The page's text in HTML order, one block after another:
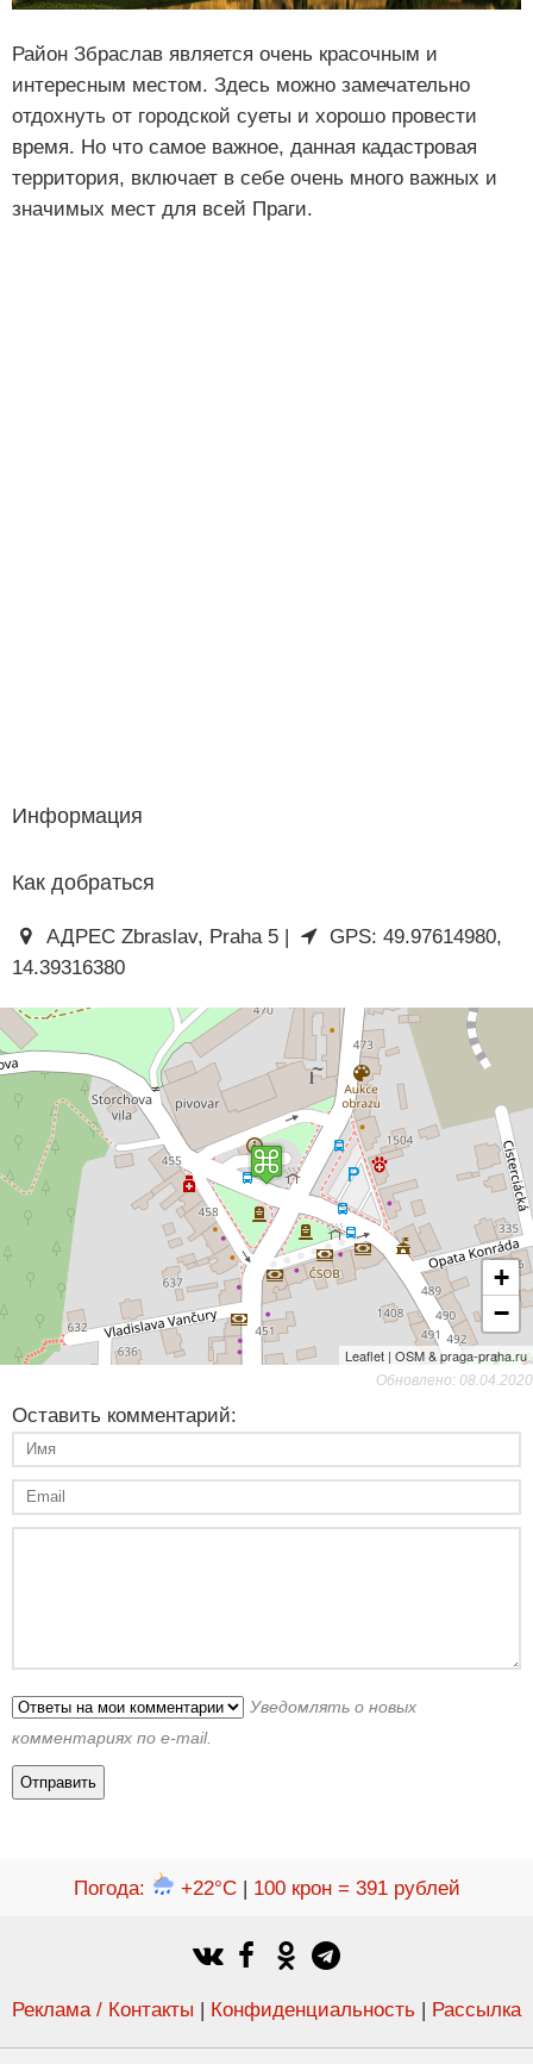
Район Збраслав является очень красочным и
интересным местом. Здесь можно замечательно
отдохнуть от городской суеты и хорошо провести
время. Но что самое важное, данная кадастровая
территория, включает в себе очень много важных и
значимых мест для всей Праги.
Информация
Как добраться
АДРЕС Zbraslav, Praha 5 |
GPS: 49.97614980,
14.39316380
+
−
Leaflet | OSM & praga-praha.ru
Обновлено: 08.04.2020
Оставить комментарий:
Уведомлять о новых
комментариях по e-mail.
Погода: +22°C| 100 крон = 391 рублей
Реклама / Контакты | Конфиденциальность | Рассылка